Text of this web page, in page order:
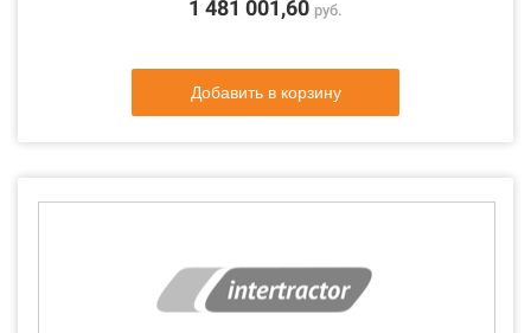
1 481 001,60 руб.
Добавить в корзину